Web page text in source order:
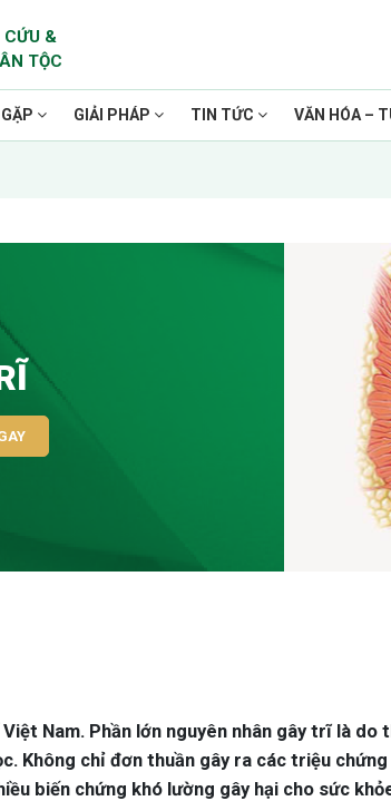
CỨU &
TỘC
GIẢI PHÁP TIN TỨC VĂN HÓA –
Nam. Phần lớn nguyên nhân gây trĩ là do
Không chỉ đơn thuần gây ra các triệu
biến chứng khó lường gây hại cho sức